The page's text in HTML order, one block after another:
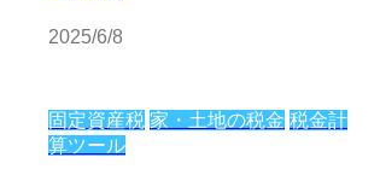
2025/6/8
固定資産税 家・土地の税金 税金計
算ツール